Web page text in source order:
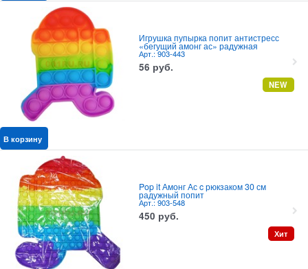
Игрушка пупырка попит антистресс
«бегущий амонг ас» радужная
Арт.: 903-443
56 руб.
NEW
В корзину
Pop it Амонг Ас c рюкзаком 30 см
радужный попит
Арт.: 903-548
450 руб.
Хит